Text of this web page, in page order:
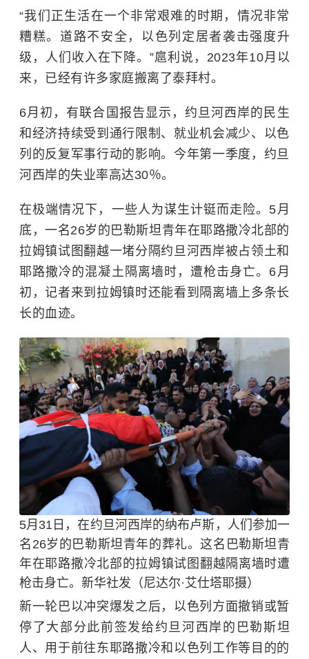
“我们正生活在一个非常艰难的时期，情况非常
糟糕。道路不安全，以色列定居者袭击强度升
级，人们收入在下降。”扈利说，2023年10月以
来，已经有许多家庭搬离了泰拜村。
6月初，有联合国报告显示，约旦河西岸的民生
和经济持续受到通行限制、就业机会减少、以色
列的反复军事行动的影响。今年第一季度，约旦
河西岸的失业率高达30％。
在极端情况下，一些人为谋生计铤而走险。5月
底，一名26岁的巴勒斯坦青年在耶路撒冷北部的
拉姆镇试图翻越一堵分隔约旦河西岸被占领土和
耶路撒冷的混凝土隔离墙时，遭枪击身亡。6月
初，记者来到拉姆镇时还能看到隔离墙上多条长
长的血迹。
5月31日，在约旦河西岸的纳布卢斯，人们参加一
名26岁的巴勒斯坦青年的葬礼。这名巴勒斯坦青
年在耶路撒冷北部的拉姆镇试图翻越隔离墙时遭
枪击身亡。新华社发（尼达尔·艾仕塔耶摄）
新一轮巴以冲突爆发之后，以色列方面撤销或暂
停了大部分此前签发给约旦河西岸的巴勒斯坦
人、用于前往东耶路撒冷和以色列工作等目的的